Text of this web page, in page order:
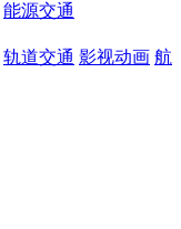
能源交通
轨道交通 影视动画 航